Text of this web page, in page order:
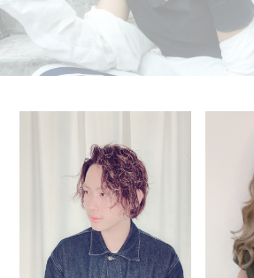
Gallery
Product
Extention
Q&A